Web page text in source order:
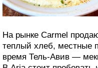
разных регионов,
множеством специй, а
пробовать в Abu
Hakosem.